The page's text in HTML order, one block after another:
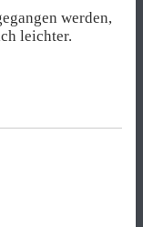
werden,
leichter.